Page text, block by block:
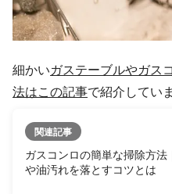
細かいガステーブルやガス
法はこの記事で紹介してい
関連記事
ガスコンロの簡単な掃除方法
や油汚れを落とすコツとは